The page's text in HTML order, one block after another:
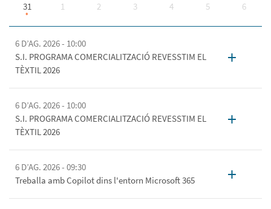
31
1 2 3 4 5 6
6 D’AG. 2026 - 10:00
S.I. PROGRAMA COMERCIALITZACIÓ REVESSTIM EL
TÈXTIL 2026
+
6 D’AG. 2026 - 10:00
S.I. PROGRAMA COMERCIALITZACIÓ REVESSTIM EL
TÈXTIL 2026
+
6 D’AG. 2026 - 09:30
Treballa amb Copilot dins l'entorn Microsoft 365
+